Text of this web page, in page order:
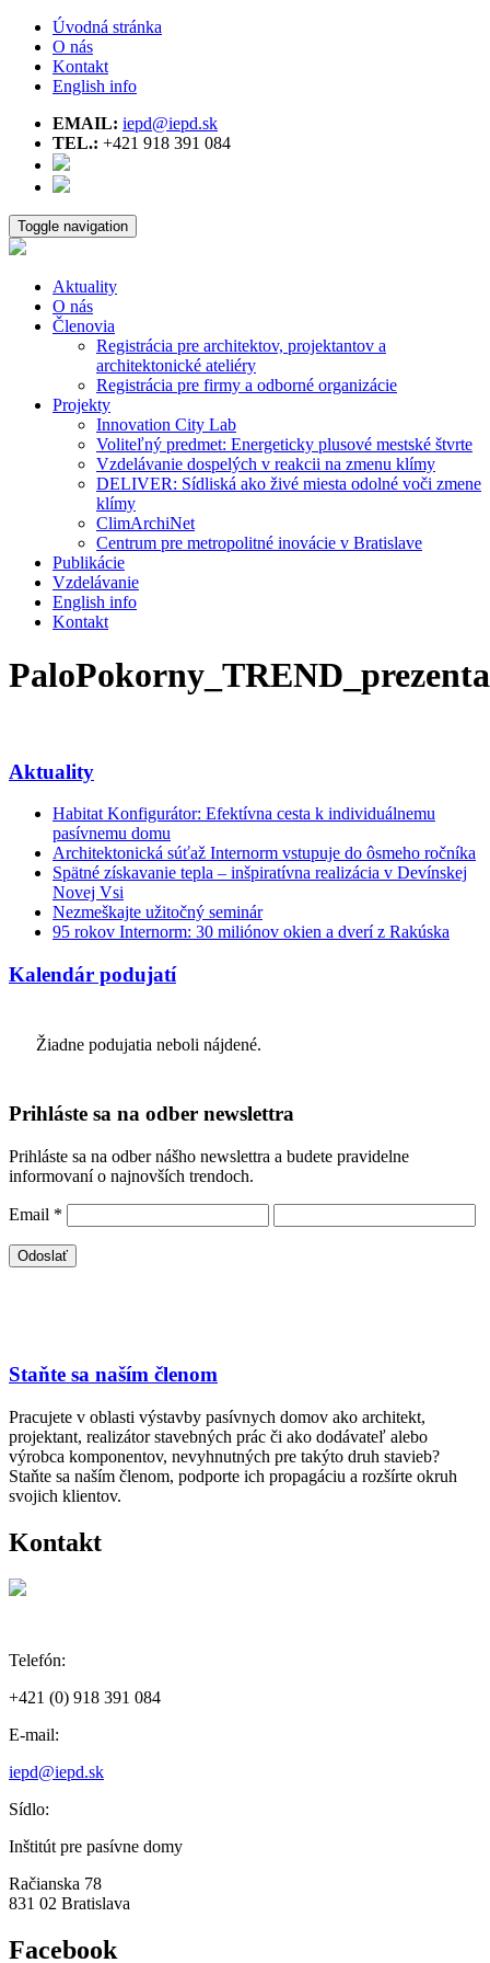
Úvodná stránka
O nás
Kontakt
English info
EMAIL: iepd@iepd.sk
TEL.: +421 918 391 084
Toggle navigation
Aktuality
O nás
Členovia
Registrácia pre architektov, projektantov a
architektonické ateliéry
Registrácia pre firmy a odborné organizácie
Projekty
Innovation City Lab
Voliteľný predmet: Energeticky plusové mestské štvrte
Vzdelávanie dospelých v reakcii na zmenu klímy
DELIVER: Sídliská ako živé miesta odolné voči zmene
klímy
ClimArchiNet
Centrum pre metropolitné inovácie v Bratislave
Publikácie
Vzdelávanie
English info
Kontakt
Aktuality
Habitat Konfigurátor: Efektívna cesta k individuálnemu
pasívnemu domu
Architektonická súťaž Internorm vstupuje do ôsmeho ročníka
Spätné získavanie tepla – inšpiratívna realizácia v Devínskej
Novej Vsi
Nezmeškajte užitočný seminár
95 rokov Internorm: 30 miliónov okien a dverí z Rakúska
Kalendár podujatí
Žiadne podujatia neboli nájdené.
Prihláste sa na odber newslettra
Prihláste sa na odber nášho newslettra a budete pravidelne
informovaní o najnovších trendoch.
Email *
Staňte sa naším členom
Pracujete v oblasti výstavby pasívnych domov ako architekt,
projektant, realizátor stavebných prác či ako dodávateľ alebo
výrobca komponentov, nevyhnutných pre takýto druh stavieb?
Staňte sa naším členom, podporte ich propagáciu a rozšírte okruh
svojich klientov.
Kontakt
Telefón:
+421 (0) 918 391 084
E-mail:
iepd@iepd.sk
Sídlo:
Inštitút pre pasívne domy
Račianska 78
831 02 Bratislava
Facebook